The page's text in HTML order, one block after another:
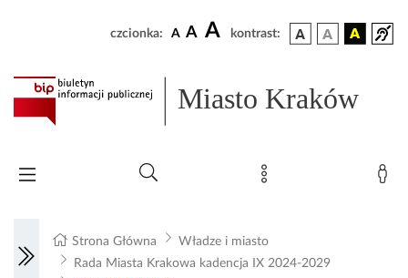
czcionka: A A A kontrast:
Miasto Kraków
Strona Główna
Władze i miasto
Rada Miasta Krakowa kadencja IX 2024-2029